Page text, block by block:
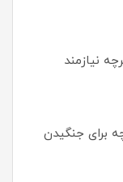
نیازمند
برای جنگیدن